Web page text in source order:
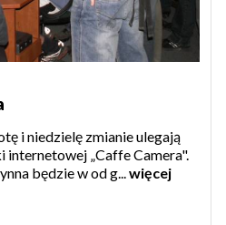
i niedzielę zmianie ulegają
„Caffe Camera".
będzie w od g... więcej